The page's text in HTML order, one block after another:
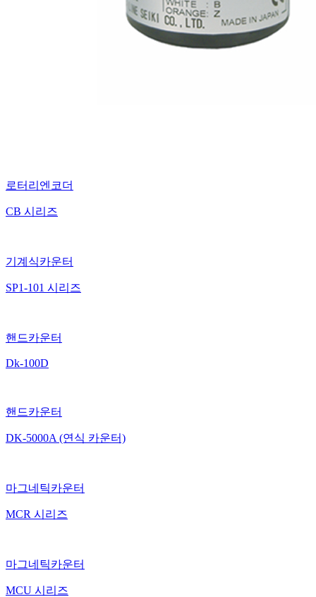
로터리엔코더
CB 시리즈
기계식카운터
SP1-101 시리즈
핸드카운터
Dk-100D
핸드카운터
DK-5000A (연식 카운터)
마그네틱카운터
MCR 시리즈
마그네틱카운터
MCU 시리즈